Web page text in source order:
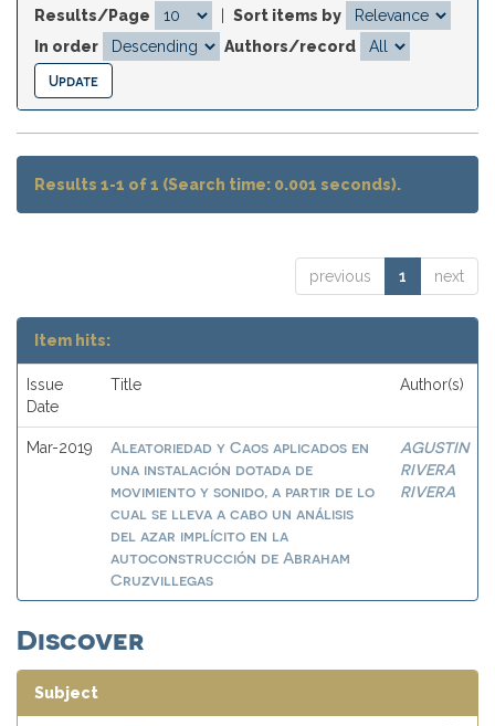
Results/Page
Sort items by
In order
Authors/record
Results 1-1 of 1 (Search time: 0.001 seconds).
previous 1 next
Item hits:
Issue
Date
Title Author(s)
Mar-2019
Aleatoriedad y Caos aplicados en
una instalación dotada de
movimiento y sonido, a partir de lo
cual se lleva a cabo un análisis
del azar implícito en la
autoconstrucción de Abraham
Cruzvillegas
AGUSTIN
RIVERA
RIVERA
Discover
Subject